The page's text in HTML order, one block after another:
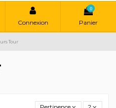
Connexion
0
Panier
Tour